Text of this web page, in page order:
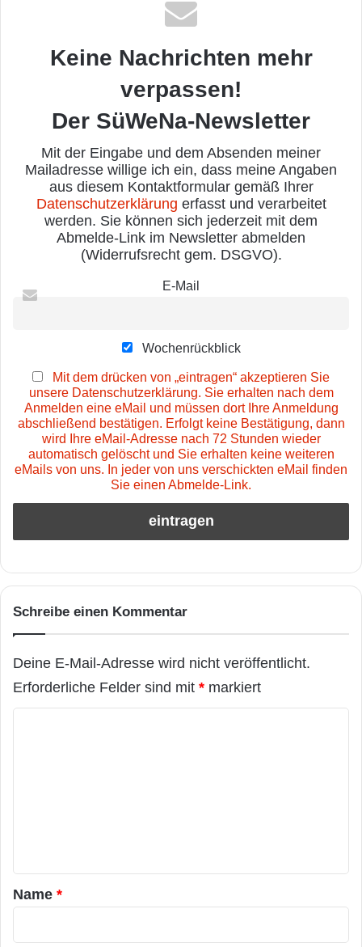
Keine Nachrichten mehr
verpassen!
Der SüWeNa-Newsletter
Mit der Eingabe und dem Absenden meiner
Mailadresse willige ich ein, dass meine Angaben
aus diesem Kontaktformular gemäß Ihrer
Datenschutzerklärung erfasst und verarbeitet
werden. Sie können sich jederzeit mit dem
Abmelde-Link im Newsletter abmelden
(Widerrufsrecht gem. DSGVO).
E-Mail
Wochenrückblick
Mit dem drücken von „eintragen“ akzeptieren Sie
unsere Datenschutzerklärung. Sie erhalten nach dem
Anmelden eine eMail und müssen dort Ihre Anmeldung
abschließend bestätigen. Erfolgt keine Bestätigung, dann
wird Ihre eMail-Adresse nach 72 Stunden wieder
automatisch gelöscht und Sie erhalten keine weiteren
eMails von uns. In jeder von uns verschickten eMail finden
Sie einen Abmelde-Link.
Schreibe einen Kommentar
Deine E-Mail-Adresse wird nicht veröffentlicht.
Erforderliche Felder sind mit * markiert
a
r
*
Name *